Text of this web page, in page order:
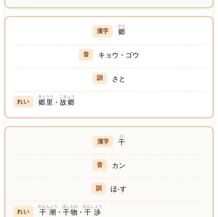
郷
さと
キョウ・ゴウ
さと
郷里
きょうり
・故郷
こきょう
干
ひ
カン
ほ-す
干潮
かんちょう
・干物
ほしもの
・干渉
かんしょう